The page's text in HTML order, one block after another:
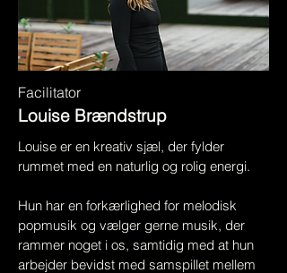
Facilitator
Louise Brændstrup
Louise er en kreativ sjæl, der fylder
rummet med en naturlig og rolig energi.
Hun har en forkærlighed for melodisk
popmusik og vælger gerne musik, der
rammer noget i os, samtidig med at hun
arbejder bevidst med samspillet mellem